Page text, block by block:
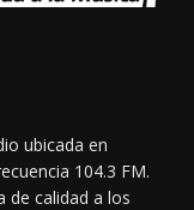
ubicada en
104.3 FM.
de calidad a los